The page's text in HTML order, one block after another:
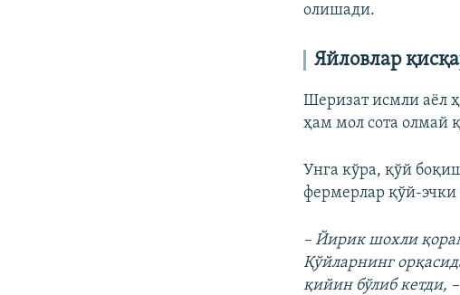
олишади.
Яйловлар
Шеризат исмли аёл
ҳам мол сота олмай
Унга кўра, қўй
фермерлар қўй-
– Йирик шохли
Қўйларнинг
қийин бўлиб кетди, –